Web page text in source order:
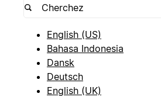
English (US)
Bahasa Indonesia
Dansk
Deutsch
English (UK)